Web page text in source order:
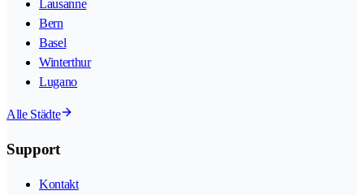
Lausanne
Bern
Basel
Winterthur
Lugano
Alle Städte
Support
Kontakt